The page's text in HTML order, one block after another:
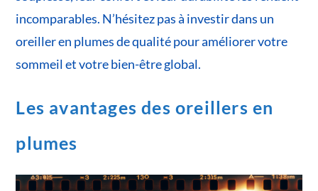
incomparables. N’hésitez pas à investir dans un
oreiller en plumes de qualité pour améliorer votre
sommeil et votre bien-être global.
Les avantages des oreillers en
plumes